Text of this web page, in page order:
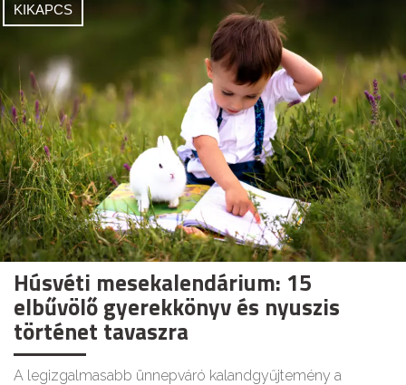
KIKAPCS
Húsvéti mesekalendárium: 15
elbűvölő gyerekkönyv és nyuszis
történet tavaszra
A legizgalmasabb ünnepváró kalandgyűjtemény a